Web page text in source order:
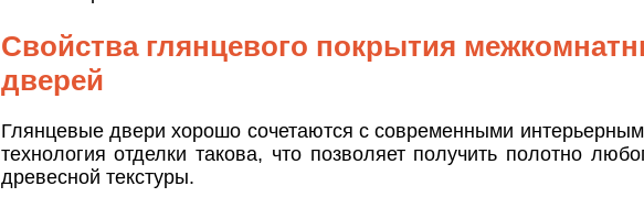
Свойства глянцевого покрытия
дверей
Глянцевые двери хорошо сочетаются с современными
технология отделки такова, что позволяет получить полотно
древесной текстуры.